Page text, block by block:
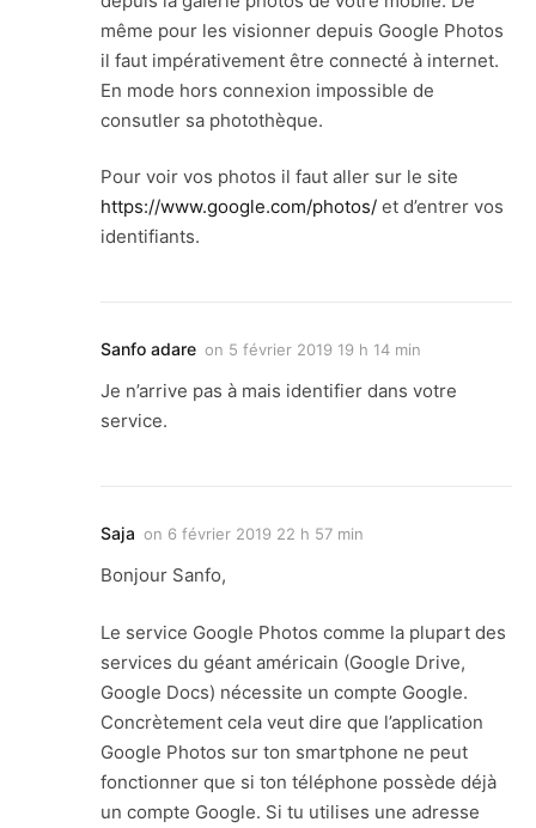
même pour les visionner depuis Google Photos
il faut impérativement être connecté à internet.
En mode hors connexion impossible de
consutler sa photothèque.
Pour voir vos photos il faut aller sur le site
https://www.google.com/photos/ et d’entrer vos
identifiants.
Sanfo adare on 5 février 2019 19 h 14 min
Je n’arrive pas à mais identifier dans votre
service.
Saja on 6 février 2019 22 h 57 min
Bonjour Sanfo,
Le service Google Photos comme la plupart des
services du géant américain (Google Drive,
Google Docs) nécessite un compte Google.
Concrètement cela veut dire que l’application
Google Photos sur ton smartphone ne peut
fonctionner que si ton téléphone possède déjà
un compte Google. Si tu utilises une adresse